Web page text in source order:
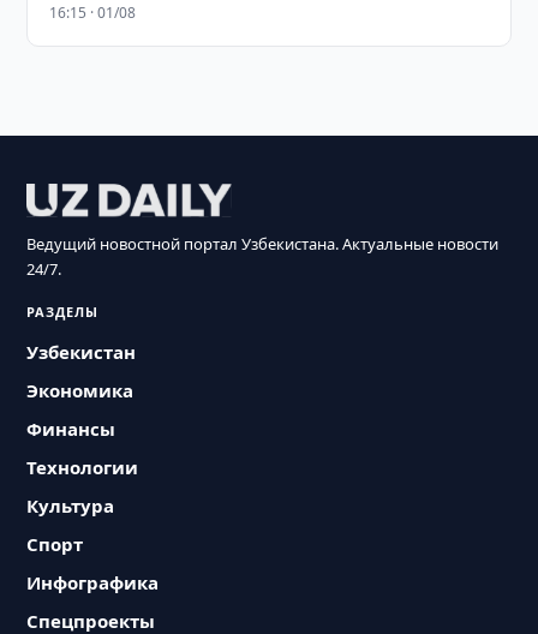
16:15 · 01/08
Ведущий новостной портал Узбекистана. Актуальные новости
24/7.
РАЗДЕЛЫ
Узбекистан
Экономика
Финансы
Технологии
Культура
Спорт
Инфографика
Спецпроекты